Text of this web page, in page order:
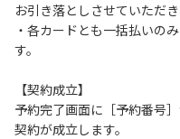
お引き落としさせていただき
・各カードとも一括払いの
す。
【契約成立】
予約完了画面に［予約番号
契約が成立します。